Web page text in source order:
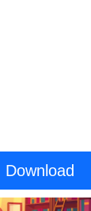
Download